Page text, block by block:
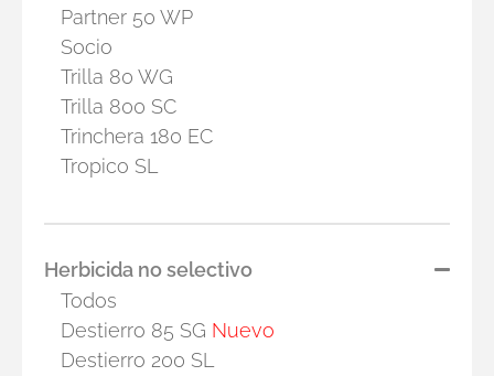
Partner 50 WP
Socio
Trilla 80 WG
Trilla 800 SC
Trinchera 180 EC
Tropico SL
Herbicida no selectivo
Todos
Destierro 85 SG Nuevo
Destierro 200 SL